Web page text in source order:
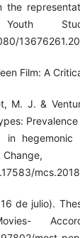
the
Film: A
M. J. &
in hegemonic
de julio).